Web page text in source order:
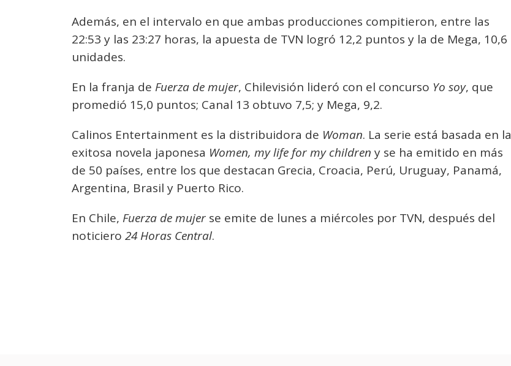
Además, en el intervalo en que ambas producciones compitieron, entre las
22:53 y las 23:27 horas, la apuesta de TVN logró 12,2 puntos y la de Mega, 10,6
unidades.
En la franja de Fuerza de mujer, Chilevisión lideró con el concurso Yo soy, que
promedió 15,0 puntos; Canal 13 obtuvo 7,5; y Mega, 9,2.
Calinos Entertainment es la distribuidora de Woman. La serie está basada en la
exitosa novela japonesa Women, my life for my children y se ha emitido en más
de 50 países, entre los que destacan Grecia, Croacia, Perú, Uruguay, Panamá,
Argentina, Brasil y Puerto Rico.
En Chile, Fuerza de mujer se emite de lunes a miércoles por TVN, después del
noticiero 24 Horas Central.